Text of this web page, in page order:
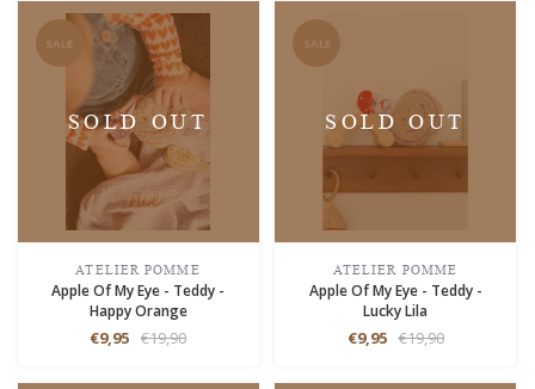
SALE
SOLD OUT
ATELIER POMME
Apple Of My Eye - Teddy -
Happy Orange
€9,95 €19,90
SALE
SOLD OUT
ATELIER POMME
Apple Of My Eye - Teddy -
Lucky Lila
€9,95 €19,90